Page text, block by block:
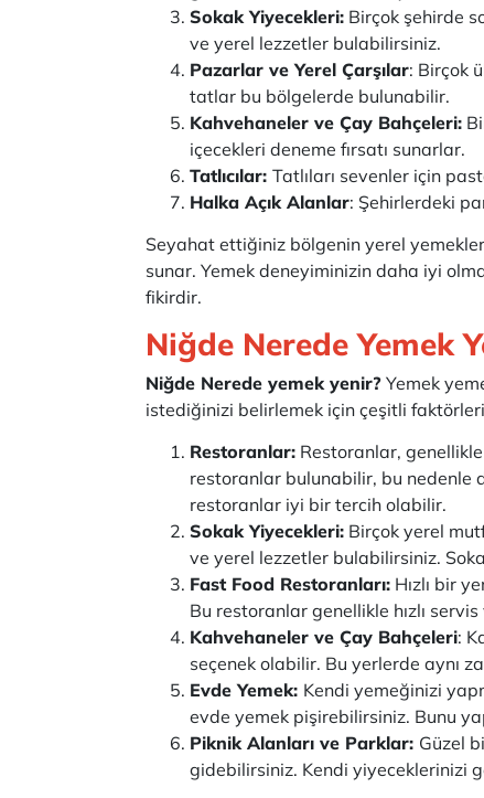
Sokak Yiyecekleri: Birçok şehirde
ve yerel lezzetler bulabilirsiniz.
Pazarlar ve Yerel Çarşılar: Birçok
tatlar bu bölgelerde bulunabilir.
Kahvehaneler ve Çay Bahçeleri:
içecekleri deneme fırsatı sunarlar.
Tatlıcılar: Tatlıları sevenler için
Halka Açık Alanlar: Şehirlerdeki
Seyahat ettiğiniz bölgenin yerel
sunar. Yemek deneyiminizin daha iyi
fikirdir.
Niğde Nerede Yemek
Niğde Nerede yemek yenir? Yemek
istediğinizi belirlemek için çeşitli
Restoranlar: Restoranlar,
restoranlar bulunabilir, bu nedenle
restoranlar iyi bir tercih olabilir.
Sokak Yiyecekleri: Birçok yerel
ve yerel lezzetler bulabilirsiniz.
Fast Food Restoranları: Hızlı bir
Bu restoranlar genellikle hızlı
Kahvehaneler ve Çay Bahçeleri:
seçenek olabilir. Bu yerlerde aynı
Evde Yemek: Kendi yemeğinizi
evde yemek pişirebilirsiniz. Bunu
Piknik Alanları ve Parklar: Güzel
gidebilirsiniz. Kendi yiyeceklerinizi